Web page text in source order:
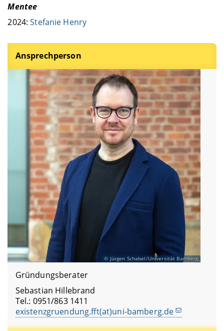
Mentee
2024:Stefanie Henry
Ansprechperson
Jürgen Schabel/Universität Bamberg
Gründungsberater
Sebastian Hillebrand
Tel.: 0951/863 1411
existenzgruendung.fft(at)uni-bamberg.de